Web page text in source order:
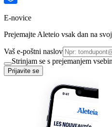
E-novice
Prejemajte Aleteio vsak dan na
Vaš e-poštni naslov
Strinjam se s prejemanjem
Prijavite se